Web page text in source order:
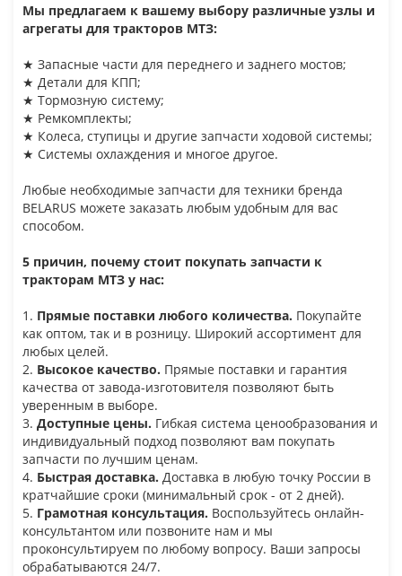
Мы предлагаем к вашему выбору различные узлы и
агрегаты для тракторов МТЗ:
★ Запасные части для переднего и заднего мостов;
★ Детали для КПП;
★ Тормозную систему;
★ Ремкомплекты;
★ Колеса, ступицы и другие запчасти ходовой системы;
★ Системы охлаждения и многое другое.
Любые необходимые запчасти для техники бренда
BELARUS можете заказать любым удобным для вас
способом.
5 причин, почему стоит покупать запчасти к
тракторам МТЗ у нас:
1. Прямые поставки любого количества. Покупайте
как оптом, так и в розницу. Широкий ассортимент для
любых целей.
2. Высокое качество. Прямые поставки и гарантия
качества от завода-изготовителя позволяют быть
уверенным в выборе.
3. Доступные цены. Гибкая система ценообразования и
индивидуальный подход позволяют вам покупать
запчасти по лучшим ценам.
4. Быстрая доставка. Доставка в любую точку России в
кратчайшие сроки (минимальный срок - от 2 дней).
5. Грамотная консультация. Воспользуйтесь онлайн-
консультантом или позвоните нам и мы
проконсультируем по любому вопросу. Ваши запросы
обрабатываются 24/7.